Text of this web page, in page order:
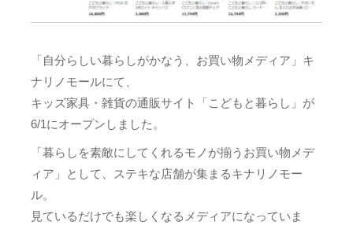
「自分らしい暮らしがかなう、お買い物メディア」キ
ナリノモールにて、
キッズ家具・雑貨の通販サイト「こどもと暮らし」が
6/1にオープンしました。
「暮らしを素敵にしてくれるモノが揃うお買い物メデ
ィア」として、ステキな店舗が集まるキナリノモー
ル。
見ているだけでも楽しくなるメディアになっていま